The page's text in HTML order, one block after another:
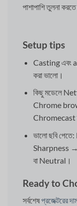
পাশাপাশি তুলনা
Setup tips
Casting এবং
করা ভালো।
কিছু মডেলে
Chrome
Chromecast
ভালো ছবি
Sharpness
বা Neutral।
Ready to
সর্বশেষপ্রজেক্টরের